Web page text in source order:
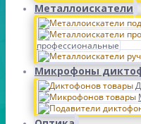
Металлоискатели
профессиональные
Микрофоны